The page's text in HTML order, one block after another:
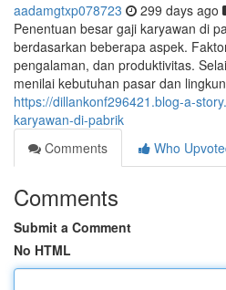
aadamgtxp078723 299 days ago
Penentuan besar gaji karyawan di
berdasarkan beberapa aspek.
pengalaman, dan produktivitas.
menilai kebutuhan pasar dan
https://dillankonf296421.blog-a-
karyawan-di-pabrik
Comments
Who
Comments
Submit a Comment
No HTML